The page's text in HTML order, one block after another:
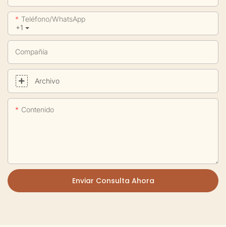
+1
Teléfono/WhatsApp
Compañía
Archivo
Contenido
Enviar Consulta Ahora